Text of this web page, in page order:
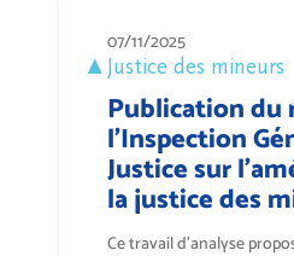
07/11/2025
Justice des mineurs
Publication du
l’Inspection
Justice sur
la justice des
Ce travail d’analyse